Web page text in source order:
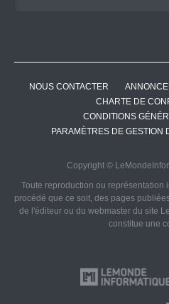
NOUS CONTACTER
CHARTE DE
CONDITIONS
PARAMÈTRES DE GESTION
Copyright ©
Toute reproduction ou
procédé que ce soit, des pages
de l'éditeur ou du webmaster du site
constitue une